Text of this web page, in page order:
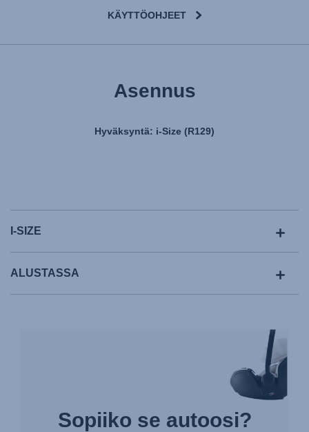
KÄYTTÖOHJEET
Asennus
Hyväksyntä: i-Size (R129)
I-SIZE
ALUSTASSA
Sopiiko se autoosi?